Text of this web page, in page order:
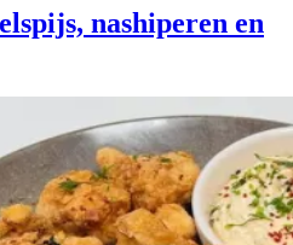
nashiperen en